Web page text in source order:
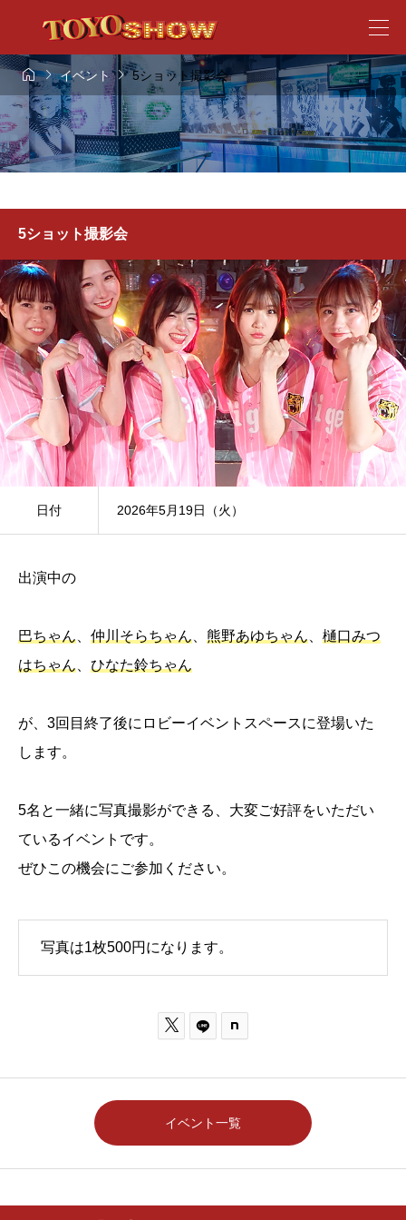
イベント5ショット撮影会
5ショット撮影会
日付 2026年5月19日（火）
出演中の
巴ちゃん 仲川そらちゃん 熊野あゆちゃん
樋口みつ
はちゃん
ひなた鈴ちゃん
が、3回目終了後にロビーイベントスペースに登場いた
します。
5名と一緒に写真撮影ができる、大変ご好評をいただい
ているイベントです。
ぜひこの機会にご参加ください。
写真は1枚500円になります。

イベント一覧